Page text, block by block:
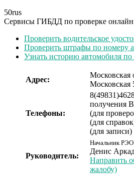
50rus
Сервисы ГИБДД по проверке
Проверить водительское
Проверить штрафы по номеру
Узнать историю автомобиля
Адрес:
Московская
Московская
Телефоны:
получения
(для
(для
(для записи)
Руководитель:
Начальник РЭО
Денис
Направить
жалобу)